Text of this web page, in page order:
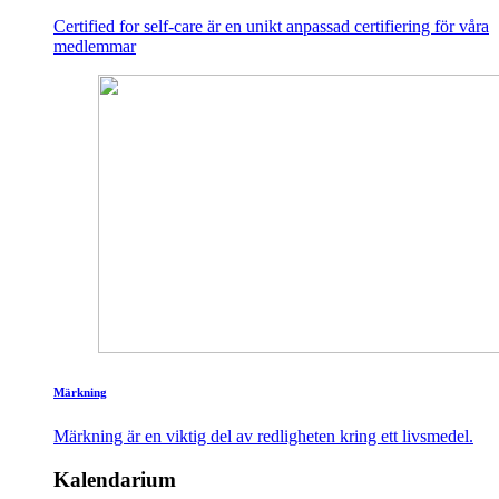
Certified for self-care är en unikt anpassad certifiering för våra
medlemmar
Märkning
Märkning är en viktig del av redligheten kring ett livsmedel.
Kalendarium